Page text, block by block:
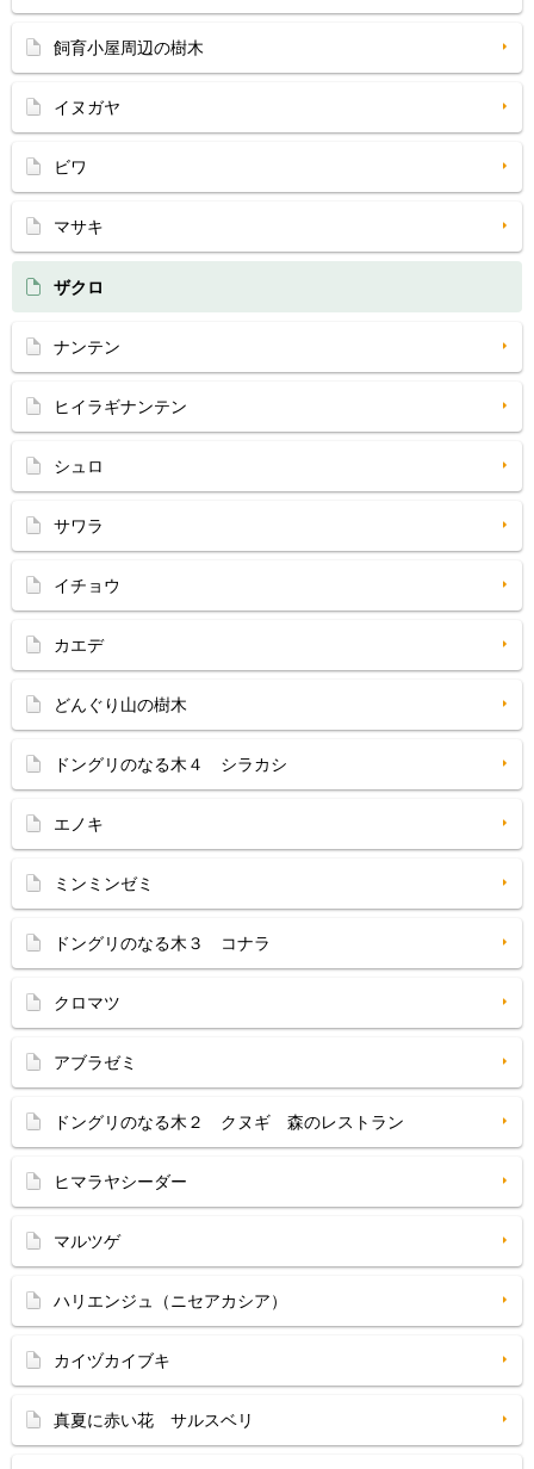
飼育小屋周辺の樹木
イヌガヤ
ビワ
マサキ
ザクロ
ナンテン
ヒイラギナンテン
シュロ
サワラ
イチョウ
カエデ
どんぐり山の樹木
ドングリのなる木４ シラカシ
エノキ
ミンミンゼミ
ドングリのなる木３ コナラ
クロマツ
アブラゼミ
ドングリのなる木２ クヌギ 森のレストラン
ヒマラヤシーダー
マルツゲ
ハリエンジュ（ニセアカシア）
カイヅカイブキ
真夏に赤い花 サルスベリ